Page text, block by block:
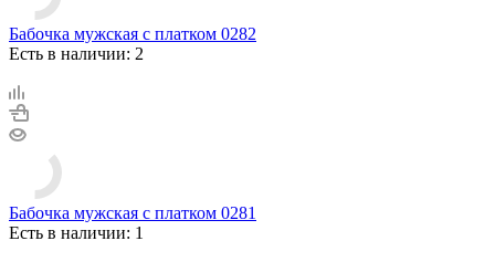
Бабочка мужская с платком 0282
Есть в наличии: 2
Бабочка мужская с платком 0281
Есть в наличии: 1